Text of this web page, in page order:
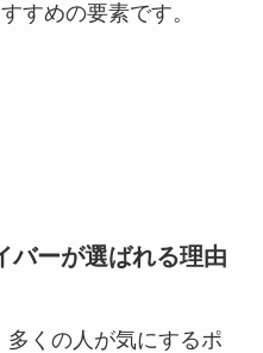
すめの要素です。
バーが選ばれる理由
くの人が気にするポ